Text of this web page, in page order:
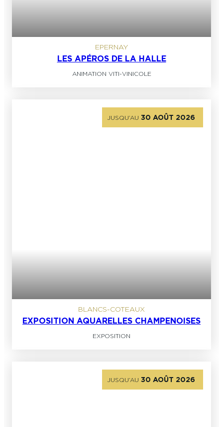
EPERNAY
LES APÉROS DE LA HALLE
ANIMATION VITI-VINICOLE
JUSQU’AU 30 AOÛT 2026
BLANCS-COTEAUX
EXPOSITION AQUARELLES CHAMPENOISES
EXPOSITION
JUSQU’AU 30 AOÛT 2026